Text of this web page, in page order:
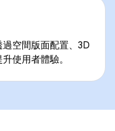
空間版面配置、3D
使用者體驗。